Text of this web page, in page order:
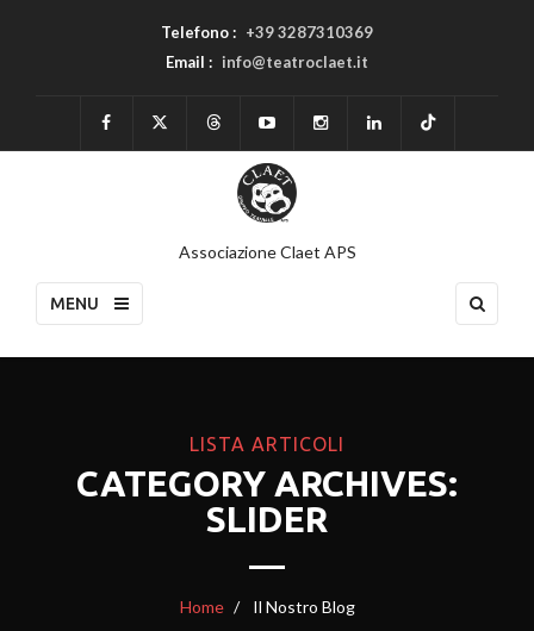
Telefono : +39 3287310369
Email : info@teatroclaet.it
Associazione Claet APS
MENU
LISTA ARTICOLI
CATEGORY ARCHIVES:
SLIDER
Home Il Nostro Blog